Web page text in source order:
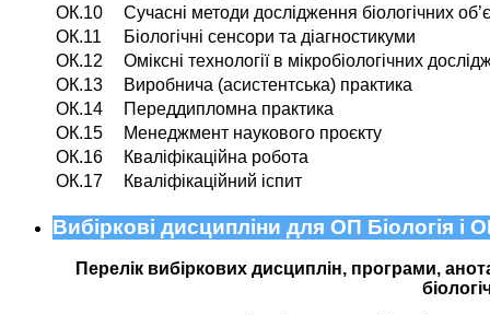
ОК.10
Сучасні методи дослідження біологічних
ОК.11
Біологічні сенсори та діагностикуми
ОК.12
Оміксні технології в мікробіологічних
ОК.13
Виробнича (асистентська) практика
ОК.14
Переддипломна практика
ОК.15
Менеджмент наукового проєкту
ОК.16
Кваліфікаційна робота
ОК.17
Кваліфікаційний іспит
Вибіркові дисципліни для ОП Біологія і
Перелік вибіркових дисциплін, програми,